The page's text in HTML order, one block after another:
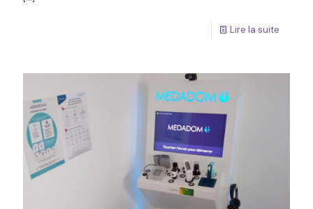
Lire la suite